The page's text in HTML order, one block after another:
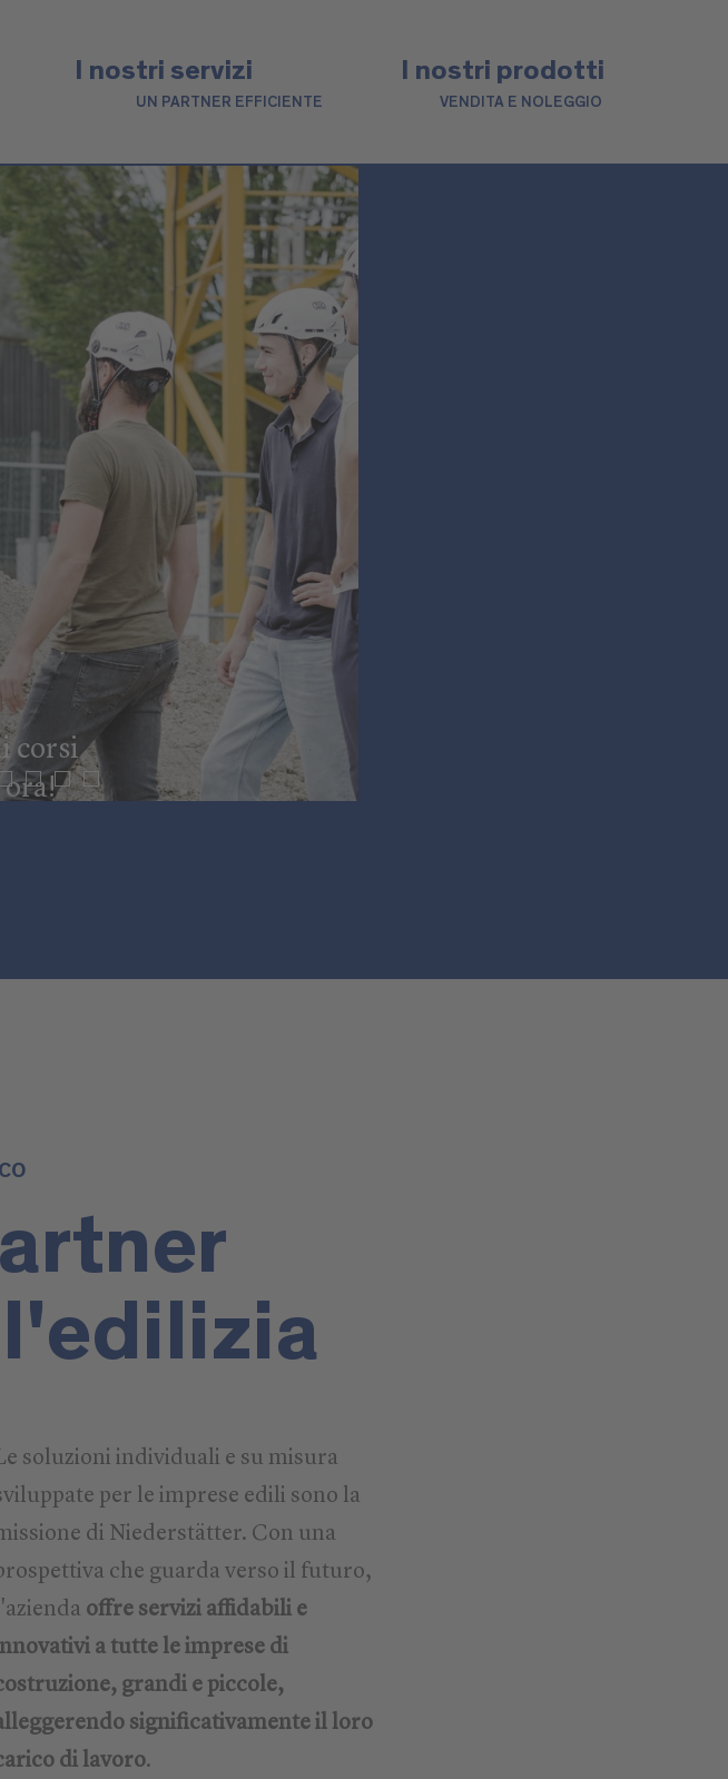
I nostri servizi
UN PARTNER EFFICIENTE
I nostri prodotti
VENDITA E NOLEGGIO
corsi
ora!
soluzioni individuali e su misura
per le imprese edili sono la
di Niederstätter. Con una
che guarda verso il futuro,
offre servizi affidabili e
a tutte le imprese di
grandi e piccole,
significativamente il loro
di lavoro.